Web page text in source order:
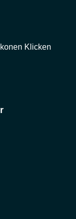
Klicken